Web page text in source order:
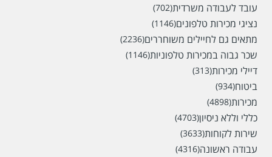
עובד לעבודה משרדית(702)
נציגי מכירות טלפונים(1146)
מתאים גם לחיילים משוחררים(2236)
שכר גבוה במכירות טלפוניות(1146)
דיילי מכירות(313)
ביטוח(934)
מכירות(4898)
כללי וללא ניסיון(4703)
שירות לקוחות(3633)
עבודה ראשונה(4316)